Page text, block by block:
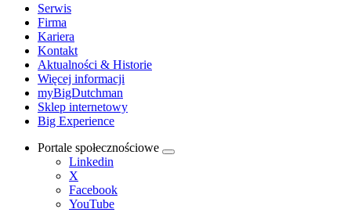
Serwis
Firma
Kariera
Kontakt
Aktualności & Historie
Więcej informacji
myBigDutchman
Sklep internetowy
Big Experience
Portale społecznościowe
Linkedin
X
Facebook
YouTube